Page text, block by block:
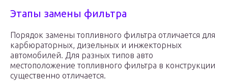
Этапы замены фильтра
Порядок замены топливного фильтра отличается для
карбюраторных, дизельных и инжекторных
автомобилей. Для разных типов авто
местоположение топливного фильтра в конструкции
существенно отличается.